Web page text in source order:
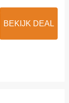
BEKIJK DEAL